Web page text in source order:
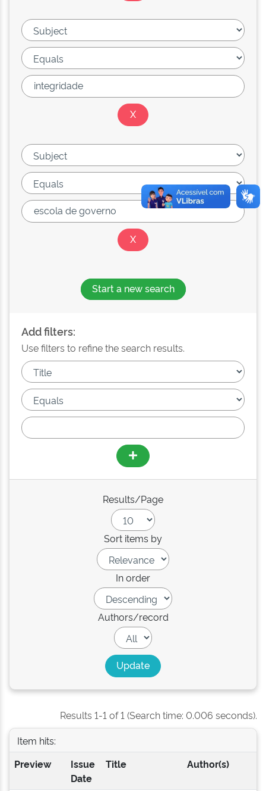
Start a new search
Add filters:
Use filters to refine the search results.
Results/Page
Sort items by
In order
Authors/record
Results 1-1 of 1 (Search time: 0.006 seconds).
Item hits:
Preview
Issue
Date
Title Author(s)